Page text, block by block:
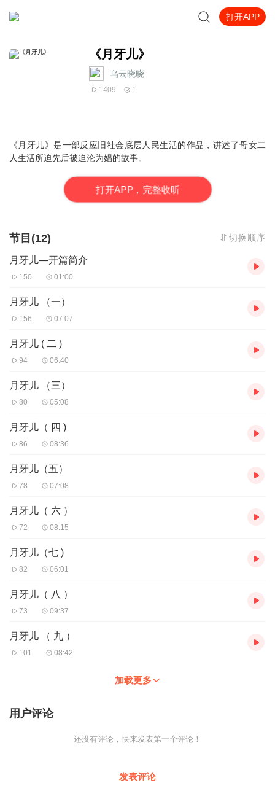
打开APP
《月牙儿》
乌云晓晓
1409 1
《月牙儿》是一部反应旧社会底层人民生活的作品，讲述了母女二
人生活所迫先后被迫沦为娼的故事。
打开APP，完整收听
节目(12) 切换顺序
月牙儿—开篇简介
150 01:00
月牙儿 （一）
156 07:07
月牙儿 ( 二 )
94 06:40
月牙儿 （三）
80 05:08
月牙儿（ 四 )
86 08:36
月牙儿（五）
78 07:08
月牙儿（ 六 ）
72 08:15
月牙儿（七 )
82 06:01
月牙儿（ 八 ）
73 09:37
月牙儿 （ 九 ）
101 08:42
加载更多
用户评论
还没有评论，快来发表第一个评论！
发表评论